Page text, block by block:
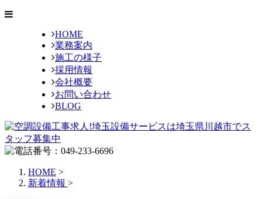
HOME
業務案内
施工の様子
採用情報
会社概要
お問い合わせ
BLOG
HOME >
新着情報 >